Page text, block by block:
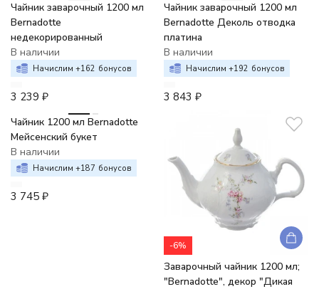
Чайник заварочный 1200 мл
Bernadotte
недекорированный
В наличии
Начислим +162 бонусов
3 239 ₽
Чайник заварочный 1200 мл
Bernadotte Деколь отводка
платина
В наличии
Начислим +192 бонусов
3 843 ₽
Чайник 1200 мл Bernadotte
Мейсенский букет
В наличии
Начислим +187 бонусов
3 745 ₽
-6%
Заварочный чайник 1200 мл;
"Bernadotte", декор "Дикая